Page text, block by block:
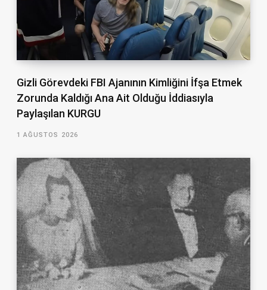
Gizli Görevdeki FBI Ajanının Kimliğini İfşa Etmek
Zorunda Kaldığı Ana Ait Olduğu İddiasıyla
Paylaşılan KURGU
1 AĞUSTOS 2026